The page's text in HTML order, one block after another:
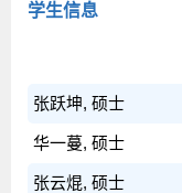
学生信息
张跃坤, 硕士
华一蔓, 硕士
张云焜, 硕士